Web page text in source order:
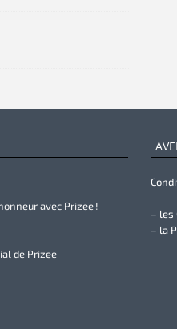
avec Prizee !
de Prizee
– les
– la